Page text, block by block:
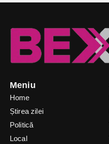
Meniu
Home
Știrea zilei
Politică
Local